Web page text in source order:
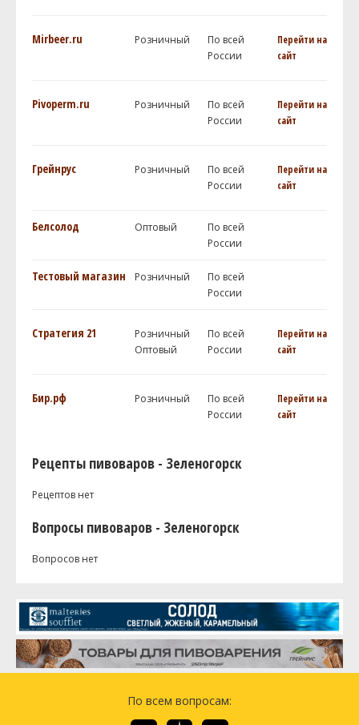
Mirbeer.ru Розничный
По всей
России
Перейти на
сайт
Pivoperm.ru Розничный
По всей
России
Перейти на
сайт
Грейнрус Розничный
По всей
России
Перейти на
сайт
Белсолод Оптовый
По всей
России
Тестовый магазин Розничный
По всей
России
Стратегия 21
Розничный
Оптовый
По всей
России
Перейти на
сайт
Бир.рф Розничный
По всей
России
Перейти на
сайт
Рецепты пивоваров - Зеленогорск
Рецептов нет
Вопросы пивоваров - Зеленогорск
Вопросов нет
По всем вопросам: